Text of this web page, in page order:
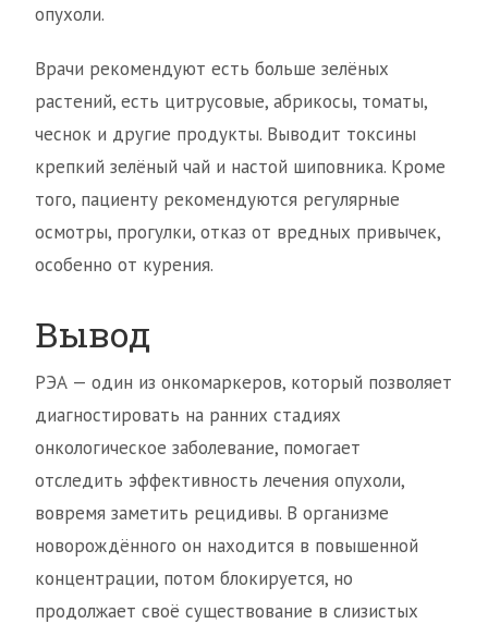
опухоли.
Врачи рекомендуют есть больше зелёных
растений, есть цитрусовые, абрикосы, томаты,
чеснок и другие продукты. Выводит токсины
крепкий зелёный чай и настой шиповника. Кроме
того, пациенту рекомендуются регулярные
осмотры, прогулки, отказ от вредных привычек,
особенно от курения.
Вывод
РЭА — один из онкомаркеров, который позволяет
диагностировать на ранних стадиях
онкологическое заболевание, помогает
отследить эффективность лечения опухоли,
вовремя заметить рецидивы. В организме
новорождённого он находится в повышенной
концентрации, потом блокируется, но
продолжает своё существование в слизистых